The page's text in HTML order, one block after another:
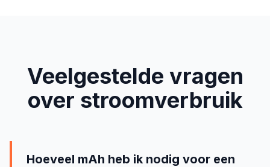
Veelgestelde vragen
over stroomverbruik
Hoeveel mAh heb ik nodig voor een